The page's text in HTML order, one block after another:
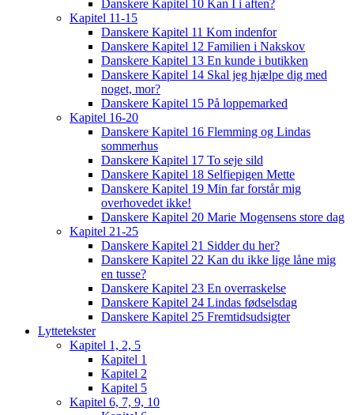
Danskere Kapitel 10 Kan I i aften?
Kapitel 11-15
Danskere Kapitel 11 Kom indenfor
Danskere Kapitel 12 Familien i Nakskov
Danskere Kapitel 13 En kunde i butikken
Danskere Kapitel 14 Skal jeg hjælpe dig med
noget, mor?
Danskere Kapitel 15 På loppemarked
Kapitel 16-20
Danskere Kapitel 16 Flemming og Lindas
sommerhus
Danskere Kapitel 17 To seje sild
Danskere Kapitel 18 Selfiepigen Mette
Danskere Kapitel 19 Min far forstår mig
overhovedet ikke!
Danskere Kapitel 20 Marie Mogensens store dag
Kapitel 21-25
Danskere Kapitel 21 Sidder du her?
Danskere Kapitel 22 Kan du ikke lige låne mig
en tusse?
Danskere Kapitel 23 En overraskelse
Danskere Kapitel 24 Lindas fødselsdag
Danskere Kapitel 25 Fremtidsudsigter
Lyttetekster
Kapitel 1, 2, 5
Kapitel 1
Kapitel 2
Kapitel 5
Kapitel 6, 7, 9, 10